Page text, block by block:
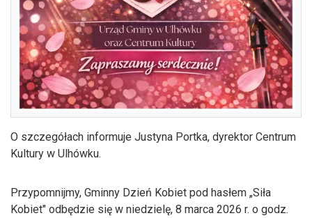
O szczegółach informuje Justyna Portka, dyrektor Centrum
Kultury w Ulhówku.
Przypomnijmy, Gminny Dzień Kobiet pod hasłem „Siła
Kobiet" odbędzie się w niedzielę, 8 marca 2026 r. o godz.